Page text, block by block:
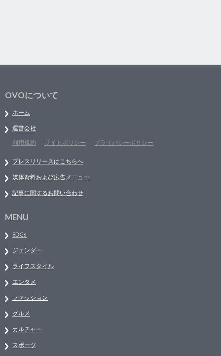
OVOについて
ホーム
運営会社
利用規約
サイトポリシー プライバシーポリシー
プレスリリースはこちらへ
媒体資料および広告メニュー
記事に関するお問い合わせ
MENU
SDGs
ジェンダー
ライフスタイル
エンタメ
ファッション
グルメ
カルチャー
スポーツ